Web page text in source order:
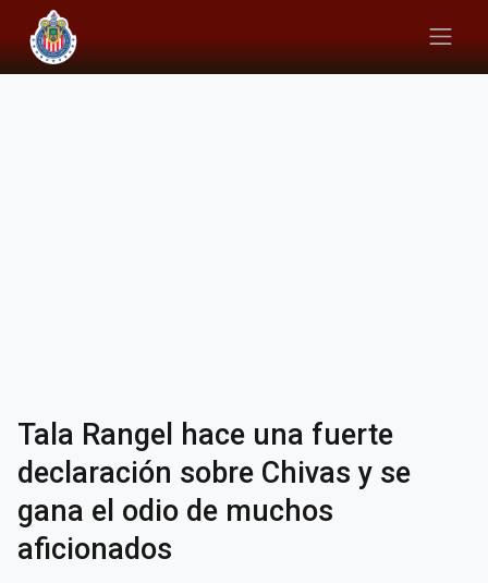
Tala Rangel hace una fuerte
declaración sobre Chivas y se
gana el odio de muchos
aficionados